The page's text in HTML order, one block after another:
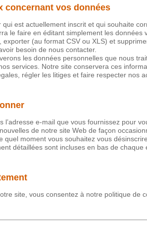
concernant vos données
qui est actuellement inscrit et qui souhaite
le faire en éditant simplement les
exporter (au format CSV ou XLS) et
besoin de nous contacter.
les données personnelles que nous
services. Notre site conservera ces
régler les litiges et faire respecter nos
l’adresse e-mail que vous fournissez pour
de notre site Web de façon
quel moment vous souhaitez vous
détaillées sont incluses en bas de chaque
site, vous consentez à notre politique de